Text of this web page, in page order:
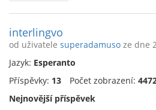
interlingvo
od uživatele superadamuso ze dne
Jazyk: Esperanto
Příspěvky: 13 Počet zobrazení:
Nejnovější příspěvek